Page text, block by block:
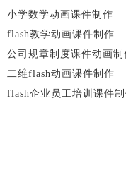
小学数学动画课件制作
flash教学动画课件制作
公司规章制度课件动画制
二维flash动画课件制作
flash企业员工培训课件